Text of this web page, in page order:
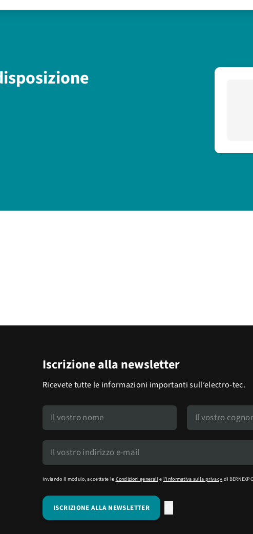
Iscrizione alla newsletter
Ricevete tutte le informazioni importanti sull’electro-tec.
Inviando il modulo, accettate le Condizioni generali e l'Informativa sulla privacy di